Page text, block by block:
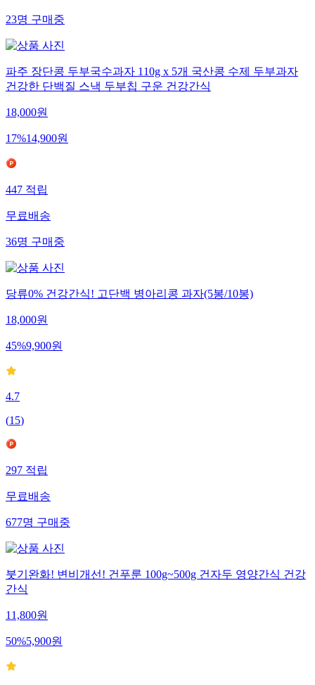
23명 구매중
파주 장단콩 두부국수과자 110g x 5개 국산콩 수제 두부과자
건강한 단백질 스낵 두부칩 구운 건강간식
18,000원
17%14,900원
447 적립
무료배송
36명 구매중
당류0% 건강간식! 고단백 병아리콩 과자(5봉/10봉)
18,000원
45%9,900원
4.7
(15)
297 적립
무료배송
677명 구매중
붓기완화! 변비개선! 건푸룬 100g~500g 건자두 영양간식 건강
간식
11,800원
50%5,900원